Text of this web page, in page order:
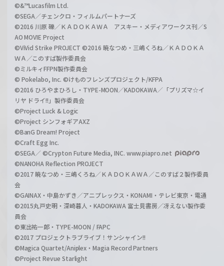
©&™Lucasfilm Ltd.
©SEGA／チェンクロ・フィルムパートナーズ
©2016 川原 礫／ＫＡＤＯＫＡＷＡ アスキー・メディアワークス刊／S
AO MOVIE Project
©ViVid Strike PROJECT ©2016 暁なつめ・三嶋くろね／ＫＡＤＯＫＡ
ＷＡ／このすば製作委員会
©ミルキィFFPN製作委員会
© Pokelabo, Inc. ©けものフレンズプロジェクト/KFPA
©2016 ひろやまひろし・TYPE-MOON／KADOKAWA／「プリズマ☆イ
リヤ ドライ!!」製作委員会
©Project Luck & Logic
©Project シンフォギアAXZ
©BanG Dream! Project
©Craft Egg Inc.
©SEGA／ ©Crypton Future Media, INC. www.piapro.net
©NANOHA Reflection PROJECT
©2017 暁なつめ・三嶋くろね／ＫＡＤＯＫＡＷＡ／このすば２製作委員
会
©GAINAX・中島かずき／アニプレックス・KONAMI・テレビ東京・電通
©2015丸戸史明・深崎暮人・KADOKAWA 富士見書房／冴えない製作委
員会
©東出祐一郎・TYPE-MOON / FAPC
©2017 プロジェクトラブライブ！サンシャイン!!
©Magica Quartet/Aniplex・Magia Record Partners
©Project Revue Starlight